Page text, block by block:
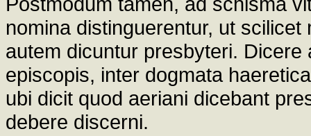
nomina distinguerentur, ut
autem dicuntur presbyteri.
episcopis, inter dogmata
ubi dicit quod aeriani dicebant
debere discerni.